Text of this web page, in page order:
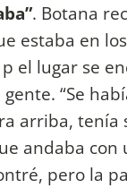
. Botana
estaba en
el lugar se
“Se
arriba, tenía
andaba con
pero la